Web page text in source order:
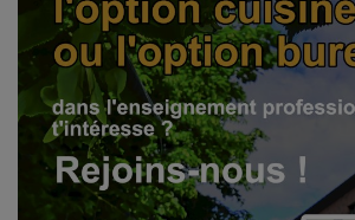
Emplois
Notre offre d'enseignement (2026)
Stages